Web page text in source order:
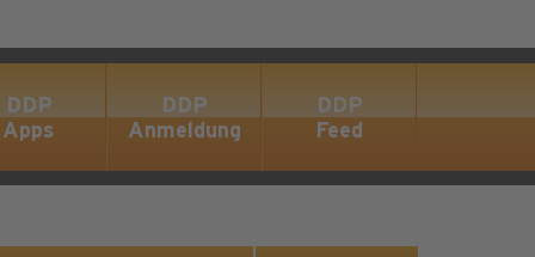
DDP
Apps
DDP
Anmeldung
DDP
Feed